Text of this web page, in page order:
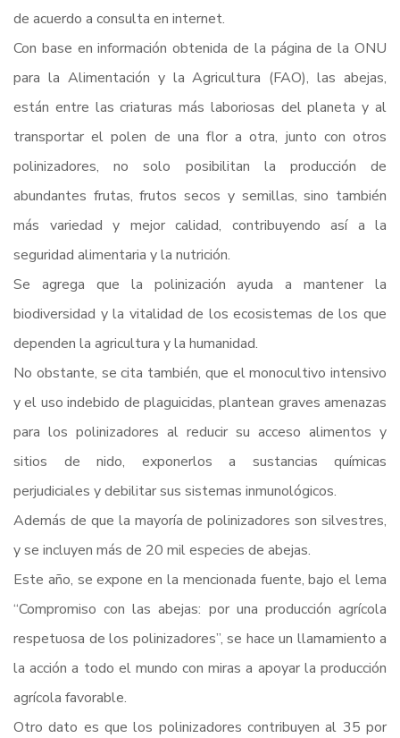
de acuerdo a consulta en internet.
Con base en información obtenida de la página de la ONU
para la Alimentación y la Agricultura (FAO), las abejas,
están entre las criaturas más laboriosas del planeta y al
transportar el polen de una flor a otra, junto con otros
polinizadores, no solo posibilitan la producción de
abundantes frutas, frutos secos y semillas, sino también
más variedad y mejor calidad, contribuyendo así a la
seguridad alimentaria y la nutrición.
Se agrega que la polinización ayuda a mantener la
biodiversidad y la vitalidad de los ecosistemas de los que
dependen la agricultura y la humanidad.
No obstante, se cita también, que el monocultivo intensivo
y el uso indebido de plaguicidas, plantean graves amenazas
para los polinizadores al reducir su acceso alimentos y
sitios de nido, exponerlos a sustancias químicas
perjudiciales y debilitar sus sistemas inmunológicos.
Además de que la mayoría de polinizadores son silvestres,
y se incluyen más de 20 mil especies de abejas.
Este año, se expone en la mencionada fuente, bajo el lema
“Compromiso con las abejas: por una producción agrícola
respetuosa de los polinizadores”, se hace un llamamiento a
la acción a todo el mundo con miras a apoyar la producción
agrícola favorable.
Otro dato es que los polinizadores contribuyen al 35 por